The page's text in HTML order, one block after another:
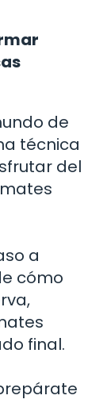
de
técnica
del
a
cómo
final.